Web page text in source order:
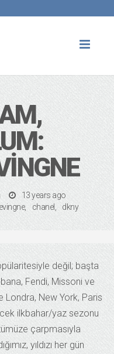
13 years ago
chanel dkny
değil; başta
Fendi, Missoni ve
Londra, New York, Paris
ilkbahar/yaz sezonu
çarpmasıyla
yıldızı her gün